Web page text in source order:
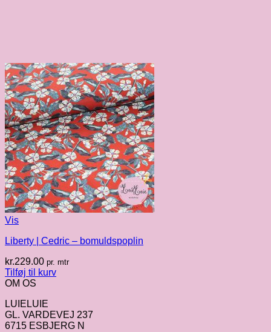
Vis
Liberty | Cedric – bomuldspoplin
kr.229.00 pr. mtr
Tilføj til kurv
OM OS
LUIELUIE
GL. VARDEVEJ 237
6715 ESBJERG N